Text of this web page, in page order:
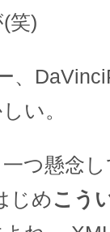
笑)
、
い。
つ懸念
じめこう